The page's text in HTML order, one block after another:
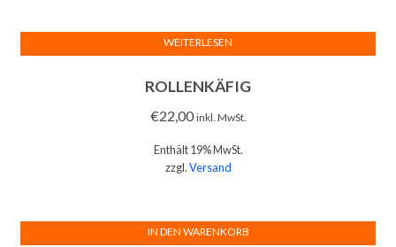
ROLLENKÄFIG
€22,00 inkl. MwSt.
Enthält 19% MwSt.
zzgl.Versand
WEITERLESEN
IN DEN WARENKORB